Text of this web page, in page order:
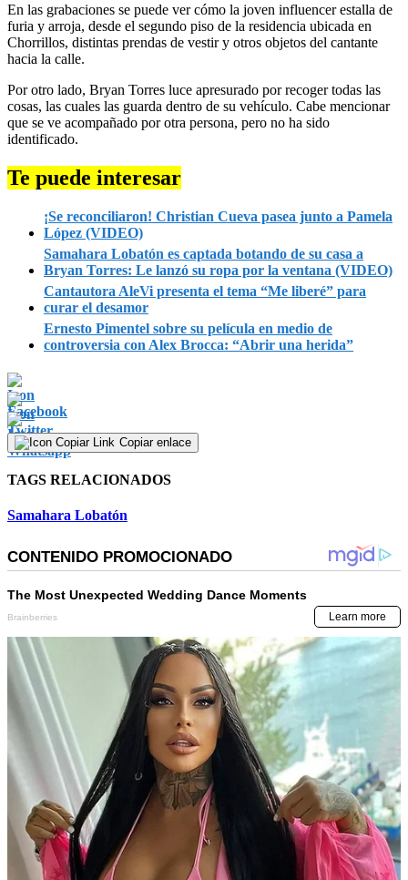
En las grabaciones se puede ver cómo la joven influencer estalla de
furia y arroja, desde el segundo piso de la residencia ubicada en
Chorrillos, distintas prendas de vestir y otros objetos del cantante
hacia la calle.
Por otro lado, Bryan Torres luce apresurado por recoger todas las
cosas, las cuales las guarda dentro de su vehículo. Cabe mencionar
que se ve acompañado por otra persona, pero no ha sido
identificado.
Te puede interesar
¡Se reconciliaron! Christian Cueva pasea junto a Pamela
López (VIDEO)
Samahara Lobatón es captada botando de su casa a
Bryan Torres: Le lanzó su ropa por la ventana (VIDEO)
Cantautora AleVi presenta el tema “Me liberé” para
curar el desamor
Ernesto Pimentel sobre su película en medio de
controversia con Alex Brocca: “Abrir una herida”
Copiar enlace
TAGS RELACIONADOS
Samahara Lobatón